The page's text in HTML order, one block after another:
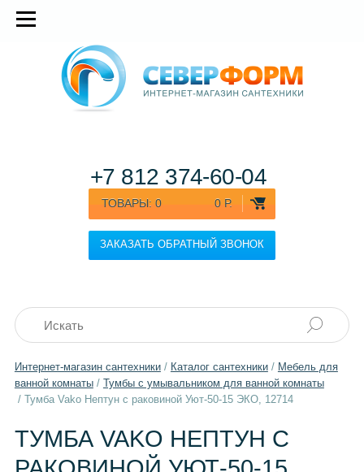
ТОВАРЫ: 0 0 Р.
ЗАКАЗАТЬ ОБРАТНЫЙ ЗВОНОК
+7 812 374-60-04
Интернет-магазин сантехники/ Каталог сантехники/ Мебель для
ванной комнаты/ Тумбы с умывальником для ванной комнаты
/ Тумба Vako Нептун с раковиной Уют-50-15 ЭКО, 12714
ТУМБА VAKO НЕПТУН С